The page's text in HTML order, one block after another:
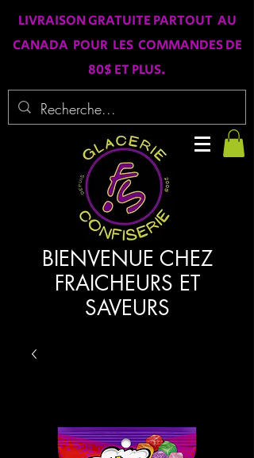
LIVRAISON GRATUITE PARTOUT AU
CANADA POUR LES COMMANDES DE
80$ ET PLUS.
BIENVENUE CHEZ
FRAICHEURS ET
SAVEURS